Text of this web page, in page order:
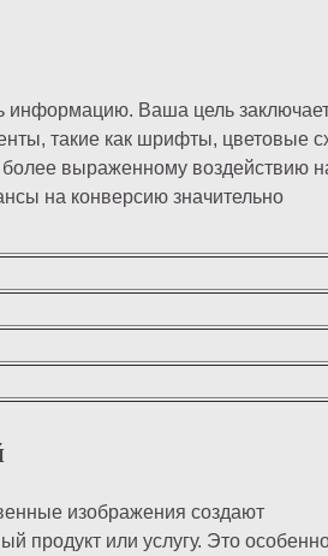
информацию. Ваша цель
такие как шрифты, цветовые
более выраженному воздействию
на конверсию значительно
изображения создают
продукт или услугу. Это